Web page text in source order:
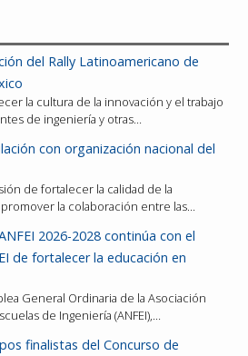
del Rally Latinoamericano de
la cultura de la innovación y el trabajo
de ingeniería y otras…
con organización nacional del
de fortalecer la calidad de la
la colaboración entre las…
2026-2028 continúa con el
de fortalecer la educación en
General Ordinaria de la Asociación
de Ingeniería (ANFEI),…
finalistas del Concurso de